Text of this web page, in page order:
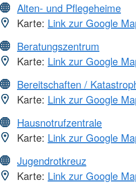
Alten- und Pflegeheime
Karte: Link zur Google
Beratungszentrum
Karte: Link zur Google
Bereitschaften /
Karte: Link zur Google
Hausnotrufzentrale
Karte: Link zur Google
Jugendrotkreuz
Karte: Link zur Google